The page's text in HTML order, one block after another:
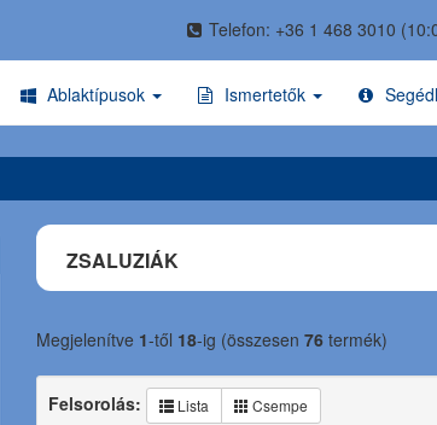
Telefon: +36 1 468 3010
Ablaktípusok Ismertetők
ZSALUZIÁK
Megjelenítve 1-től 18-ig (összesen 76termék)
Felsorolás: Lista Csempe